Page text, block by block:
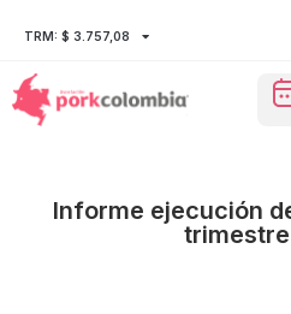
TRM: $ 3.757,08
Informe ejecución